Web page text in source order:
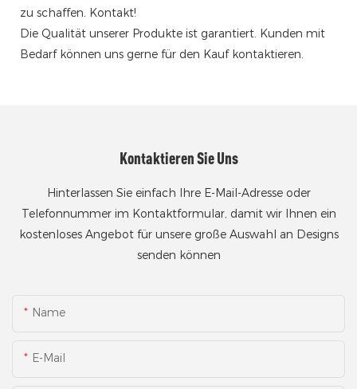
zu schaffen. Kontakt!
Die Qualität unserer Produkte ist garantiert. Kunden mit
Bedarf können uns gerne für den Kauf kontaktieren.
Kontaktieren Sie Uns
Hinterlassen Sie einfach Ihre E-Mail-Adresse oder
Telefonnummer im Kontaktformular, damit wir Ihnen ein
kostenloses Angebot für unsere große Auswahl an Designs
senden können
Name
E-Mail